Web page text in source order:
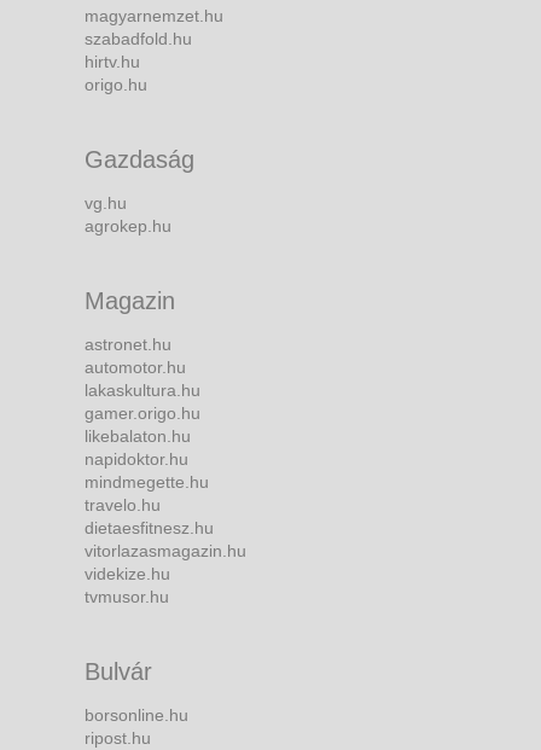
magyarnemzet.hu
szabadfold.hu
hirtv.hu
origo.hu
Gazdaság
vg.hu
agrokep.hu
Magazin
astronet.hu
automotor.hu
lakaskultura.hu
gamer.origo.hu
likebalaton.hu
napidoktor.hu
mindmegette.hu
travelo.hu
dietaesfitnesz.hu
vitorlazasmagazin.hu
videkize.hu
tvmusor.hu
Bulvár
borsonline.hu
ripost.hu